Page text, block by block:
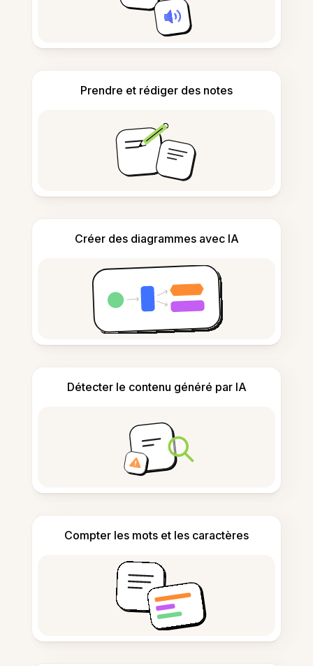
Prendre et rédiger des notes
Créer des diagrammes avec IA
Détecter le contenu généré par IA
Compter les mots et les caractères